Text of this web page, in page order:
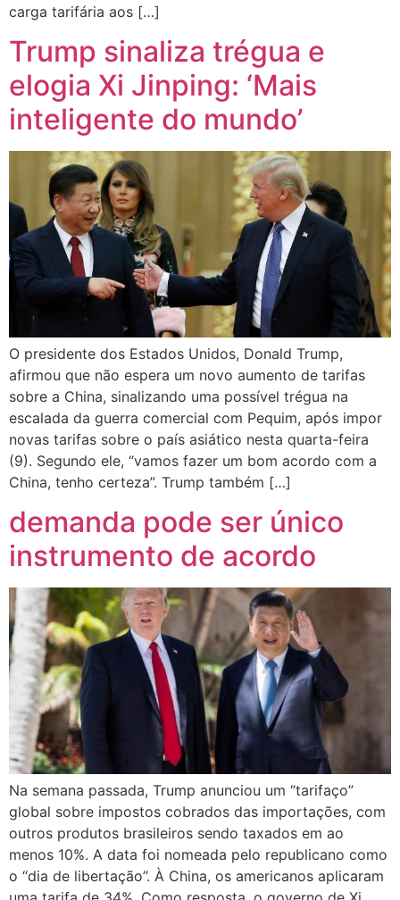
carga tarifária aos […]
Trump sinaliza trégua e
elogia Xi Jinping: ‘Mais
inteligente do mundo’
O presidente dos Estados Unidos, Donald Trump,
afirmou que não espera um novo aumento de tarifas
sobre a China, sinalizando uma possível trégua na
escalada da guerra comercial com Pequim, após impor
novas tarifas sobre o país asiático nesta quarta-feira
(9). Segundo ele, “vamos fazer um bom acordo com a
China, tenho certeza”. Trump também […]
demanda pode ser único
instrumento de acordo
Na semana passada, Trump anunciou um “tarifaço”
global sobre impostos cobrados das importações, com
outros produtos brasileiros sendo taxados em ao
menos 10%. A data foi nomeada pelo republicano como
o “dia de libertação”. À China, os americanos aplicaram